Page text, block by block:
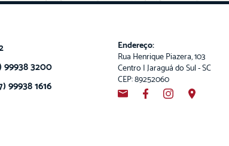
99938 3200
99938 1616
Endereço:
Rua Henrique Piazera, 103
Centro | Jaraguá do Sul - SC
CEP: 89252060